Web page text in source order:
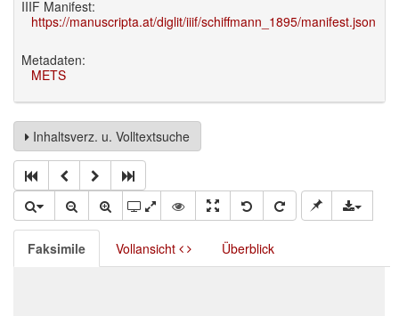
IIIF Manifest:
https://manuscripta.at/diglit/iiif/schiffmann_1895/manifest.json
Metadaten:
METS
Inhaltsverz. u. Volltextsuche
Faksimile Vollansicht Überblick